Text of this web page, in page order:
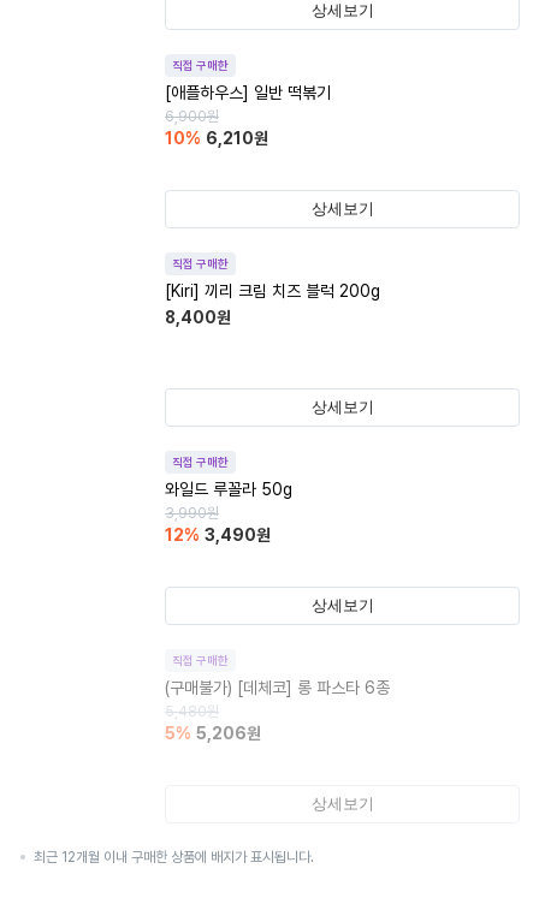
상세보기
직접 구매한
[애플하우스] 일반 떡볶기
6,900원
10% 6,210원
상세보기
직접 구매한
[Kiri] 끼리 크림 치즈 블럭 200g
8,400원
상세보기
직접 구매한
와일드 루꼴라 50g
3,990원
12% 3,490원
상세보기
직접 구매한
(구매불가) [데체코] 롱 파스타 6종
5,480원
5% 5,206원
상세보기
최근 12개월 이내 구매한 상품에 배지가 표시됩니다.